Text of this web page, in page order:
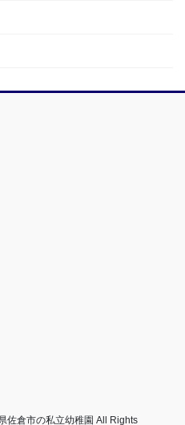
佐倉市の私立幼稚園 All Rights